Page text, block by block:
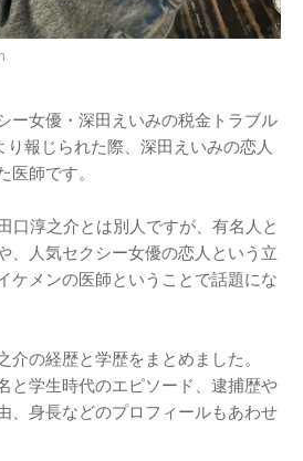
ー女優・深田えいみの税金トラブル
り報じられた際、深田えいみの恋人
医師です。
口淳之介とは別人ですが、有名人と
、人気セクシー女優の恋人という立
ケメンの医師ということで話題にな
介の経歴と学歴をまとめました。
と学生時代のエピソード、逮捕歴や
、身長などのプロフィールもあわせ